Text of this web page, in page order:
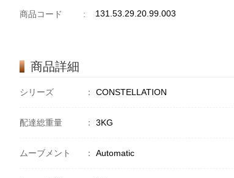
商品コード : 131.53.29.20.99.003
商品詳細
シリーズ ： CONSTELLATION
配達総重量 ： 3KG
ムーブメント ： Automatic